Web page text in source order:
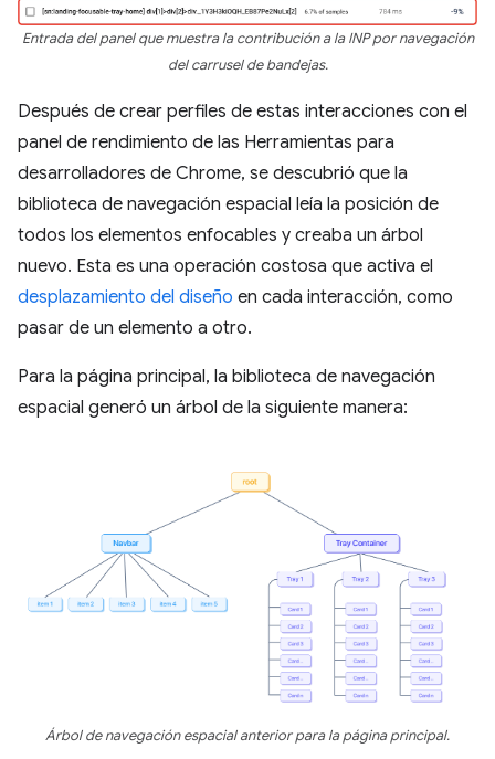
Entrada del panel que muestra la contribución a la INP por navegación
del carrusel de bandejas.
Después de crear perfiles de estas interacciones con el
panel de rendimiento de las Herramientas para
desarrolladores de Chrome, se descubrió que la
biblioteca de navegación espacial leía la posición de
todos los elementos enfocables y creaba un árbol
nuevo. Esta es una operación costosa que activa el
desplazamiento del diseño en cada interacción, como
pasar de un elemento a otro.
Para la página principal, la biblioteca de navegación
espacial generó un árbol de la siguiente manera:
Árbol de navegación espacial anterior para la página principal.